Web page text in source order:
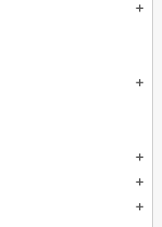
add
add
add
add
add